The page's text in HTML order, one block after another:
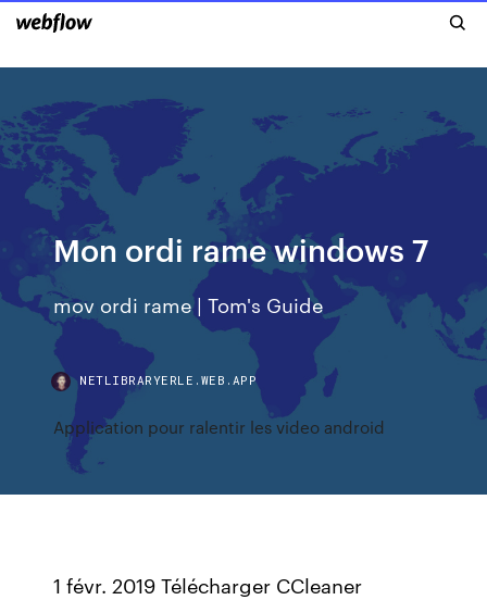
Mon ordi rame windows 7
mov ordi rame | Tom's Guide
NETLIBRARYERLE.WEB.APP
Application pour ralentir les video android
1 févr. 2019 Télécharger CCleaner